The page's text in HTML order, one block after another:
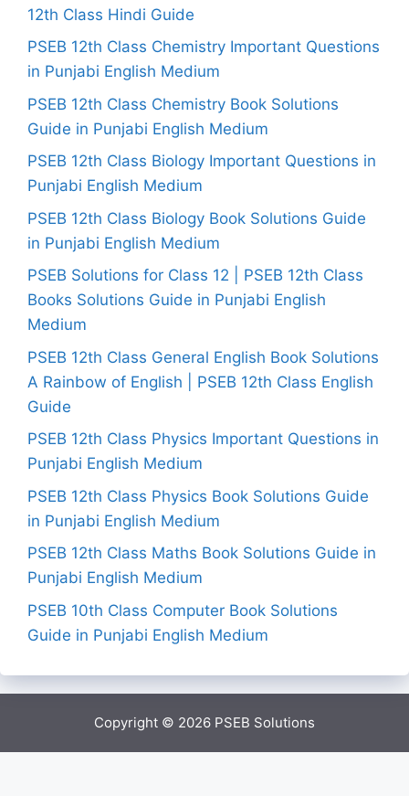
12th Class Hindi Guide
PSEB 12th Class Chemistry Important Questions
in Punjabi English Medium
PSEB 12th Class Chemistry Book Solutions
Guide in Punjabi English Medium
PSEB 12th Class Biology Important Questions in
Punjabi English Medium
PSEB 12th Class Biology Book Solutions Guide
in Punjabi English Medium
PSEB Solutions for Class 12 | PSEB 12th Class
Books Solutions Guide in Punjabi English
Medium
PSEB 12th Class General English Book Solutions
A Rainbow of English | PSEB 12th Class English
Guide
PSEB 12th Class Physics Important Questions in
Punjabi English Medium
PSEB 12th Class Physics Book Solutions Guide
in Punjabi English Medium
PSEB 12th Class Maths Book Solutions Guide in
Punjabi English Medium
PSEB 10th Class Computer Book Solutions
Guide in Punjabi English Medium
Copyright © 2026 PSEB Solutions